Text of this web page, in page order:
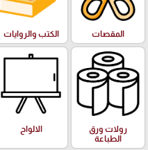
المقصات الكتب والروايات
رولات ورق
الطباعة
الالواح